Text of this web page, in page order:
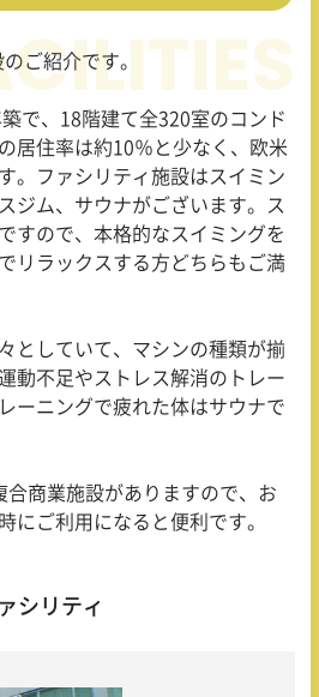
ご紹介です。
で、 18 階建て全320室のコンド
居住率は約10％と少なく、欧米
。ファシリティ施設はスイミン
ジム、サウナがございます。ス
すので、本格的なスイミングを
リラックスする方どちらもご満
としていて、マシンの種類が揃
動不足やストレス解消のトレー
ーニングで疲れた体はサウナで
合商業施設がありますので、お
にご利用になると便利です。
シリティ